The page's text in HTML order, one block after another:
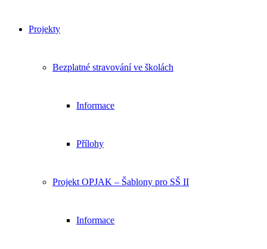
Projekty
Bezplatné stravování ve školách
Informace
Přílohy
Projekt OPJAK – Šablony pro SŠ II
Informace